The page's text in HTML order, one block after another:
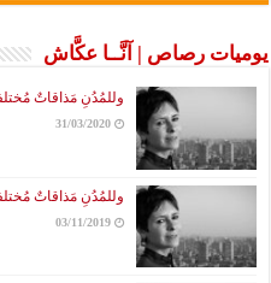
يوميات رصاص | آنَّــا عكَّاش
وللمُدُنِ مَذاقاتٌ
31/03/2020
وللمُدُنِ مَذاقاتٌ
03/11/2019